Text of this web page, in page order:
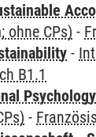
ohne CPs) -
-
B1.1
Psychology
-